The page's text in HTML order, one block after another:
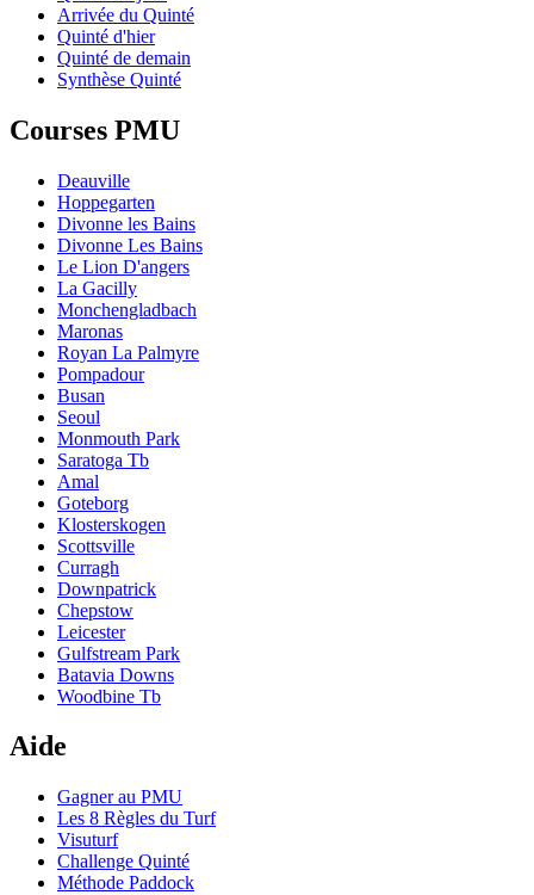
Arrivée du Quinté
Quinté d'hier
Quinté de demain
Synthèse Quinté
Courses PMU
Deauville
Hoppegarten
Divonne les Bains
Divonne Les Bains
Le Lion D'angers
La Gacilly
Monchengladbach
Maronas
Royan La Palmyre
Pompadour
Busan
Seoul
Monmouth Park
Saratoga Tb
Amal
Goteborg
Klosterskogen
Scottsville
Curragh
Downpatrick
Chepstow
Leicester
Gulfstream Park
Batavia Downs
Woodbine Tb
Aide
Gagner au PMU
Les 8 Règles du Turf
Visuturf
Challenge Quinté
Méthode Paddock